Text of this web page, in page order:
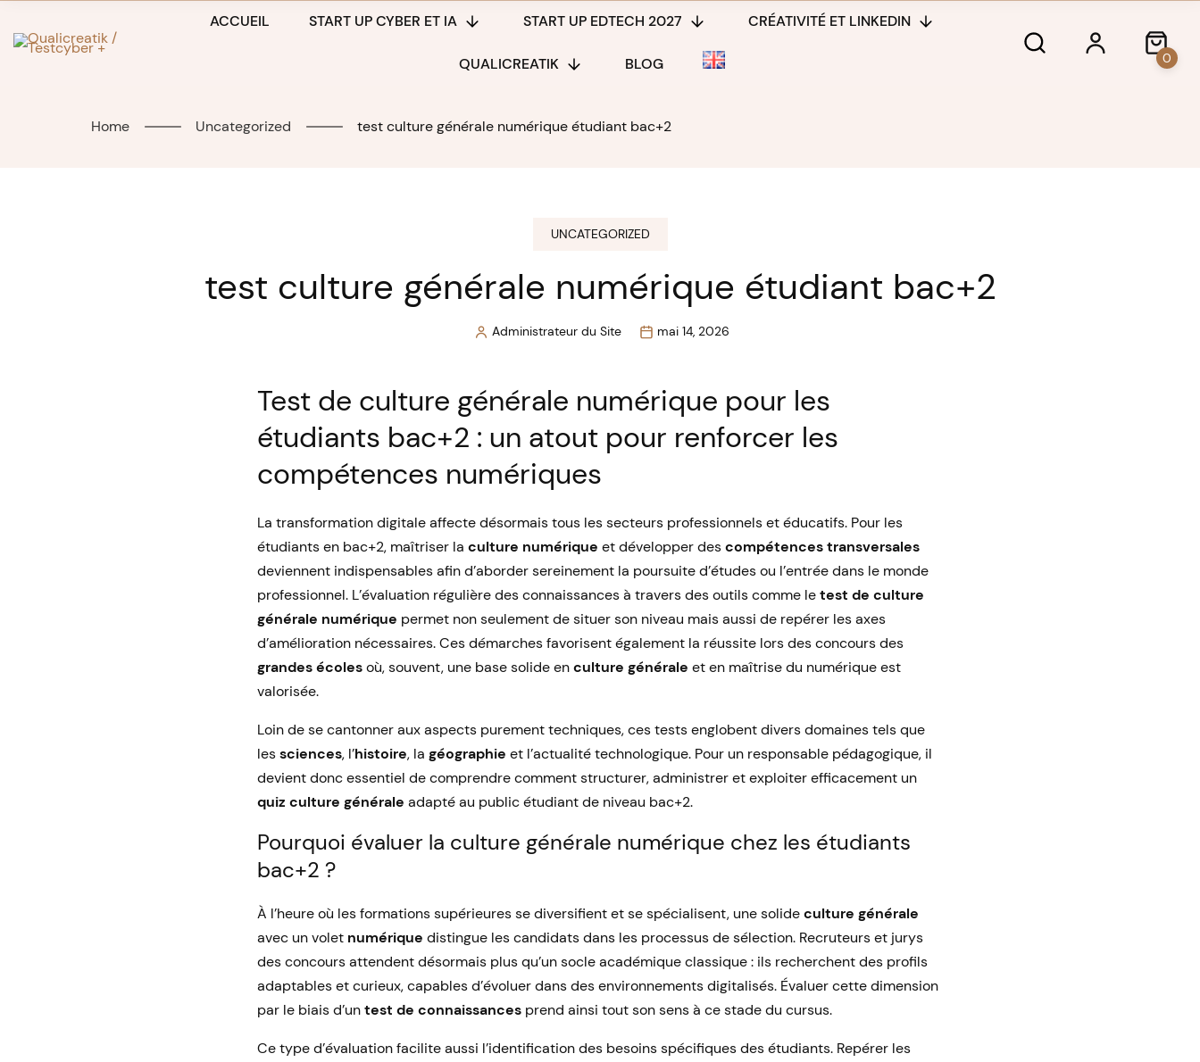
content
ACCUEIL START UP CYBER ET IA START UP EDTECH 2027 CRÉATIVITÉ ET LINKEDIN
QUALICREATIK BLOG 0
Home Uncategorized test culture générale numérique étudiant bac+2
UNCATEGORIZED
test culture générale numérique étudiant bac+2
PostedAdministrateur du Site mai 14, 2026
Test de culture générale numérique pour les
étudiants bac+2 : un atout pour renforcer les
compétences numériques
La transformation digitale affecte désormais tous les secteurs professionnels et éducatifs. Pour les
étudiants en bac+2, maîtriser la culture numérique et développer descompétences transversales
deviennent indispensables afin d’aborder sereinement la poursuite d’études ou l’entrée dans le monde
professionnel. L’évaluation régulière des connaissances à travers des outils comme letest de culture
générale numérique permet non seulement de situer son niveau mais aussi de repérer les axes
d’amélioration nécessaires. Ces démarches favorisent également la réussite lors des concours des
grandes écolesoù, souvent, une base solide enculture générale et en maîtrise du numérique est
valorisée.
Loin de se cantonner aux aspects purement techniques, ces tests englobent divers domaines tels que
lessciences, l’histoire, la géographie et l’actualité technologique. Pour un responsable pédagogique, il
devient donc essentiel de comprendre comment structurer, administrer et exploiter efficacement un
quiz culture générale adapté au public étudiant de niveau bac+2.
Pourquoi évaluer la culture générale numérique chez les étudiants
bac+2 ?
À l’heure où les formations supérieures se diversifient et se spécialisent, une solideculture générale
avec un volet numérique distingue les candidats dans les processus de sélection. Recruteurs et jurys
des concours attendent désormais plus qu’un socle académique classique : ils recherchent des profils
adaptables et curieux, capables d’évoluer dans des environnements digitalisés. Évaluer cette dimension
par le biais d’untest de connaissances prend ainsi tout son sens à ce stade du cursus.
Ce type d’évaluation facilite aussi l’identification des besoins spécifiques des étudiants. Repérer les